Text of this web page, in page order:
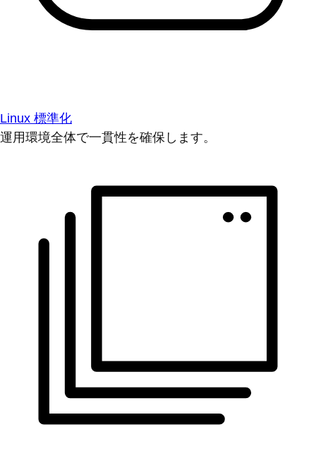
Linux 標準化
運用環境全体で一貫性を確保します。